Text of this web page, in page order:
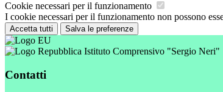
Cookie necessari per il funzionamento
I cookie necessari per il funzionamento non possono
Accetta tutti Salva le preferenze
Istituto Comprensivo "Sergio Neri"
Contatti